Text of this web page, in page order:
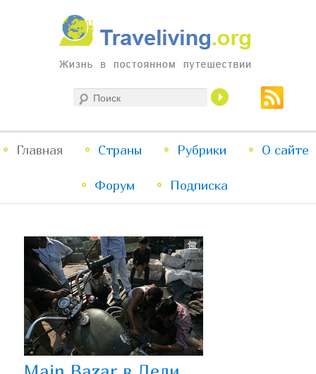
Traveliving
Жизнь в постоянном путешествии
меню
Перейти
к
содержимому
Перейти
к
содержимому
Главная Страны Рубрики О сайте
Форум Подписка